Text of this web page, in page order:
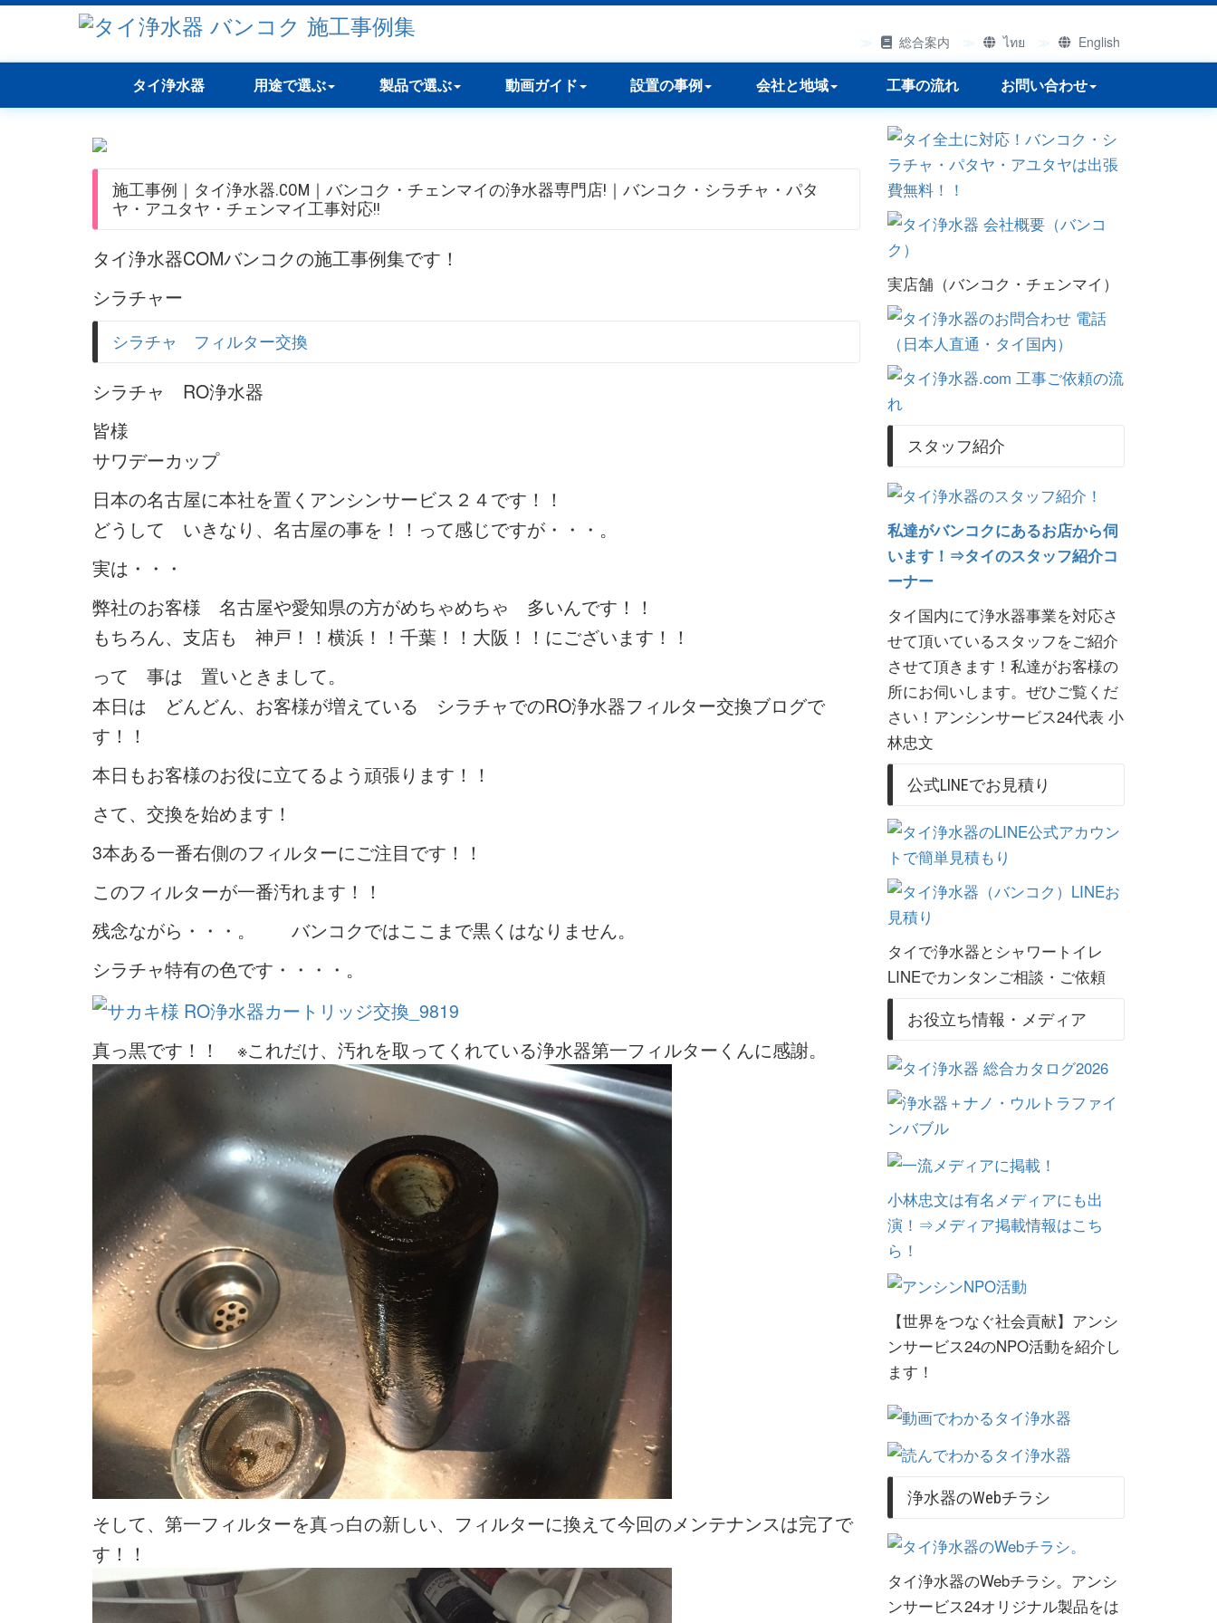
総合案内 ไทย English
タイ浄水器 用途で選ぶ 製品で選ぶ 動画ガイド 設置の事例 会社と地域 工事の流れ お問い合わせ
施工事例｜タイ浄水器.COM｜バンコク・チェンマイの浄水器専門店!｜バンコク・シラチャ・パタ
ヤ・アユタヤ・チェンマイ工事対応!!
タイ浄水器COMバンコクの施工事例集です！
シラチャー
シラチャ フィルター交換
シラチャ RO浄水器
皆様
サワデーカップ
日本の名古屋に本社を置くアンシンサービス２４です！！
どうして いきなり、名古屋の事を！！って感じですが・・・。
実は・・・
弊社のお客様 名古屋や愛知県の方がめちゃめちゃ 多いんです！！
もちろん、支店も 神戸！！横浜！！千葉！！大阪！！にございます！！
って 事は 置いときまして。
本日は どんどん、お客様が増えている シラチャでのRO浄水器フィルター交換ブログで
す！！
本日もお客様のお役に立てるよう頑張ります！！
さて、交換を始めます！
3本ある一番右側のフィルターにご注目です！！
このフィルターが一番汚れます！！
残念ながら・・・。 バンコクではここまで黒くはなりません。
シラチャ特有の色です・・・・。
真っ黒です！！ ※これだけ、汚れを取ってくれている浄水器第一フィルターくんに感謝。
そして、第一フィルターを真っ白の新しい、フィルターに換えて今回のメンテナンスは完了で
す！！
実店舗（バンコク・チェンマイ）
スタッフ紹介
私達がバンコクにあるお店から伺
います！⇒タイのスタッフ紹介コ
ーナー
タイ国内にて浄水器事業を対応さ
せて頂いているスタッフをご紹介
させて頂きます！私達がお客様の
所にお伺いします。ぜひご覧くだ
さい！アンシンサービス24代表 小
林忠文
公式LINEでお見積り
タイで浄水器とシャワートイレ
LINEでカンタンご相談・ご依頼
お役立ち情報・メディア
小林忠文は有名メディアにも出
演！⇒メディア掲載情報はこち
ら！
【世界をつなぐ社会貢献】アンシ
ンサービス24のNPO活動を紹介し
ます！
浄水器のWebチラシ
タイ浄水器のWebチラシ。アンシ
ンサービス24オリジナル製品をは